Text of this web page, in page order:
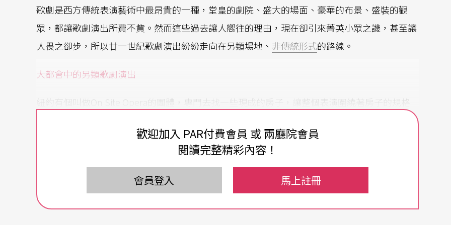
歌劇是西方傳統表演藝術中最昂貴的一種，堂皇的劇院、盛大的場面、豪華的布景、盛裝的觀
眾，都讓歌劇演出所費不貲。然而這些過去讓人嚮往的理由，現在卻引來菁英小眾之譏，甚至讓
人畏之卻步，所以廿一世紀歌劇演出紛紛走向在另類場地、 非傳統形式的路線。
大都會中的另類歌劇演出
紐約有個叫做On Site Opera的團體，專門去找一些現成的房子，讓整個表演圍繞著房子的規格
打轉，他們去年在上東城一所豪華的私人宅邸裡演出《塞爾維亞的理髮師》，不但形式不尋常，
因為觀眾從院子跟著演員轉到房子裡，歌劇本身也是很少見，因為這不是羅西尼的版本，而是Gi
ovanni Paisiello的版本，一七八二年首演，是至今仍留傳的以伯馬榭（Beaumarchais）三部曲
寫成的歌劇裡，最早的一個。
另一個歌劇團LoftOpera則是擅長營造出party的氣氛，他們都是在布魯克林區的一些商業空間裡
歡迎加入 PAR付費會員 或 兩廳院會員
閱讀完整精彩內容！
會員登入 馬上註冊